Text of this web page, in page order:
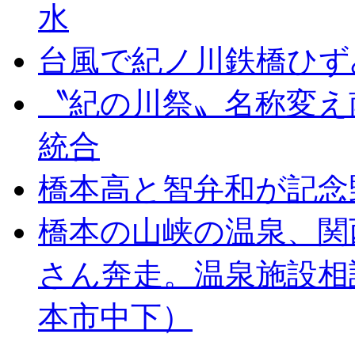
水
台風で紀ノ川鉄橋ひ
〝紀の川祭〟名称変
統合
橋本高と智弁和が記
橋本の山峡の温泉、
さん奔走。温泉施設
本市中下）